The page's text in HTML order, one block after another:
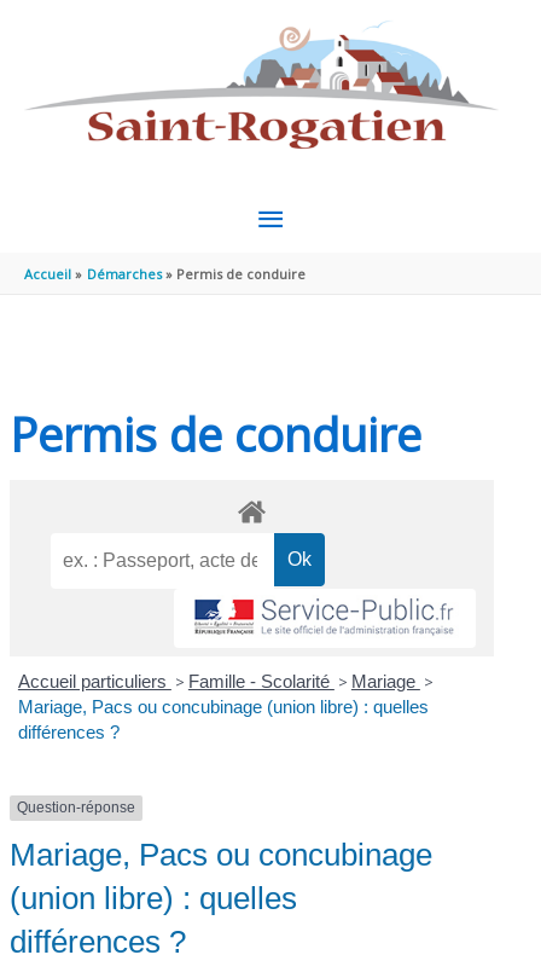
MENU
PRINCIPAL
Accueil Démarches Permis de conduire
Permis de conduire
Accueil particuliers > Famille - Scolarité > Mariage >
Mariage, Pacs ou concubinage (union libre) : quelles
différences ?
Question-réponse
Mariage, Pacs ou concubinage
(union libre) : quelles
différences ?